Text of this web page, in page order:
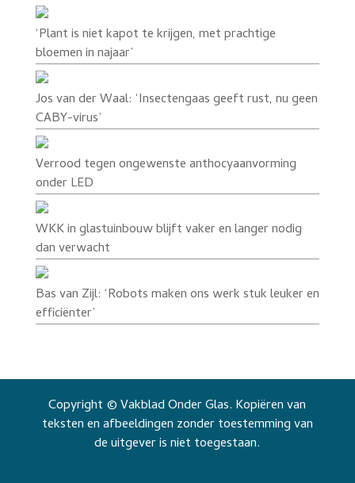
‘Plant is niet kapot te krijgen, met prachtige
bloemen in najaar’
Jos van der Waal: ‘Insectengaas geeft rust, nu geen
CABY-virus’
Verrood tegen ongewenste anthocyaanvorming
onder LED
WKK in glastuinbouw blijft vaker en langer nodig
dan verwacht
Bas van Zijl: ‘Robots maken ons werk stuk leuker en
efficiënter’
Copyright © Vakblad Onder Glas. Kopiëren van
teksten en afbeeldingen zonder toestemming van
de uitgever is niet toegestaan.